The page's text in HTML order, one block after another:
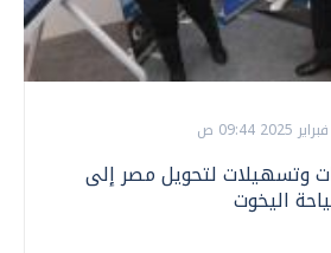
وتسهيلات لتحويل مصر إلى
اليخوت